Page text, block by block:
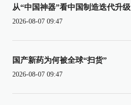
从“中国神器”看中国制造迭代升级
2026-08-07 09:47
国产新药为何被全球“扫货”
2026-08-07 09:47